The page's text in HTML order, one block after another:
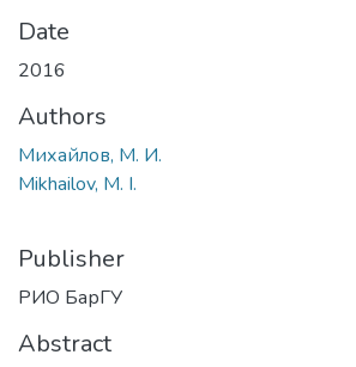
Date
2016
Authors
Михайлов, М. И.
Mikhailov, M. I.
Publisher
РИО БарГУ
Abstract